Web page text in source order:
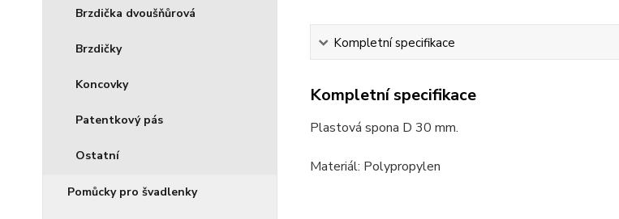
Brzdička dvoušňůrová
Brzdičky
Koncovky
Patentkový pás
Ostatní
Pomůcky pro švadlenky
Kompletní specifikace
Kompletní specifikace
Plastová spona D 30 mm.
Materiál: Polypropylen